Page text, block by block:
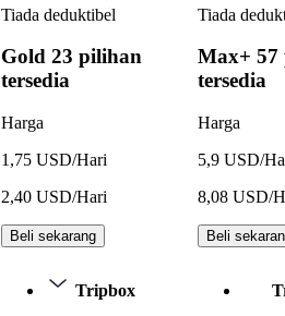
Tiada deduktibel
Gold 23 pilihan
tersedia
Harga
1,75 USD/Hari
2,40 USD/Hari
Beli sekarang
Tripbox
Tiada
Max+ 57
tersedia
Harga
5,9 USD/
8,08 USD/
Beli